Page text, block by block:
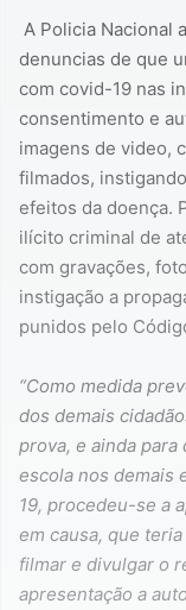
A Policia Nacional
denuncias de que
com covid-19 nas
consentimento e
imagens de video,
filmados,
efeitos da doença.
ilícito criminal de
com gravações,
instigação a
punidos pelo
“Como medida
dos demais
prova, e ainda
escola nos demais
19, procedeu-se a
em causa, que
filmar e divulgar o
apresentação a